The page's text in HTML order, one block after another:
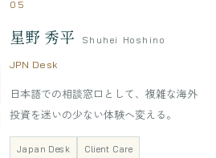
05
星野 秀平 Shuhei Hoshino
JPN Desk
日本語での相談窓口として、複雑な海外
投資を迷いの少ない体験へ変える。
Japan Desk Client Care